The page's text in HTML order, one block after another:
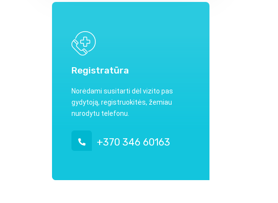
Registratūra
Norėdami susitarti dėl vizito pas
gydytoją, registruokitės, žemiau
nurodytu telefonu.
+370 346 60163